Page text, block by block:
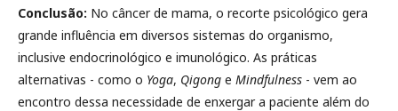
Conclusão: No câncer de mama, o recorte psicológico gera
grande influência em diversos sistemas do organismo,
inclusive endocrinológico e imunológico. As práticas
alternativas - como o Yoga, Qigong e Mindfulness - vem ao
encontro dessa necessidade de enxergar a paciente além do